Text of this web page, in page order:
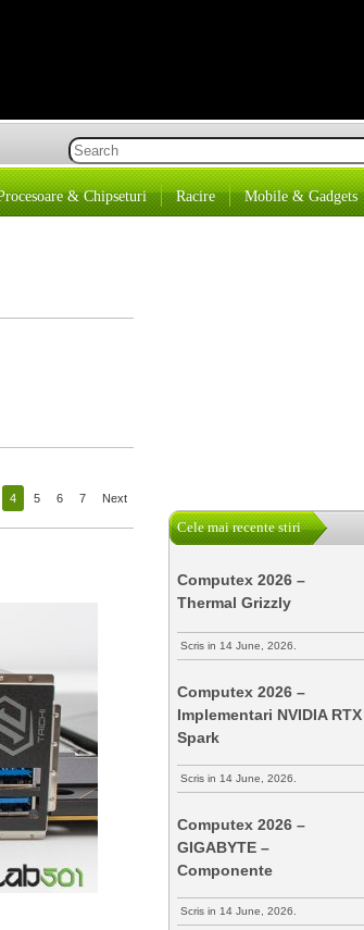
& Chipseturi Racire Mobile & Gadgets
4 5 6 7 Next
Cele mai recente stiri
Computex 2026 –
Thermal Grizzly
Scris in 14 June, 2026.
Computex 2026 –
Implementari NVIDIA RTX
Spark
Scris in 14 June, 2026.
Computex 2026 –
GIGABYTE –
Componente
Scris in 14 June, 2026.